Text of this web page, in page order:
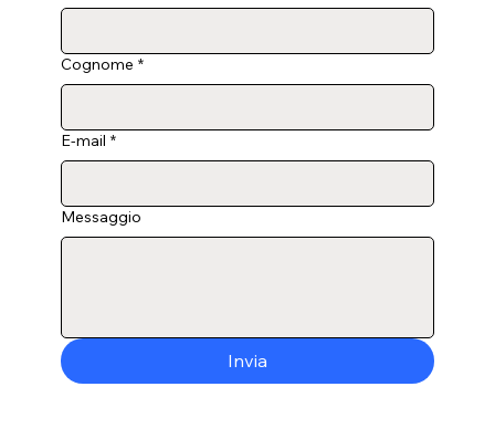
Cognome *
E-mail *
Messaggio
Invia